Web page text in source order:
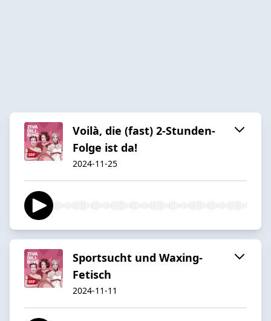
Voilà, die (fast) 2-Stunden-
Folge ist da!
2024-11-25
Sportsucht und Waxing-
Fetisch
2024-11-11